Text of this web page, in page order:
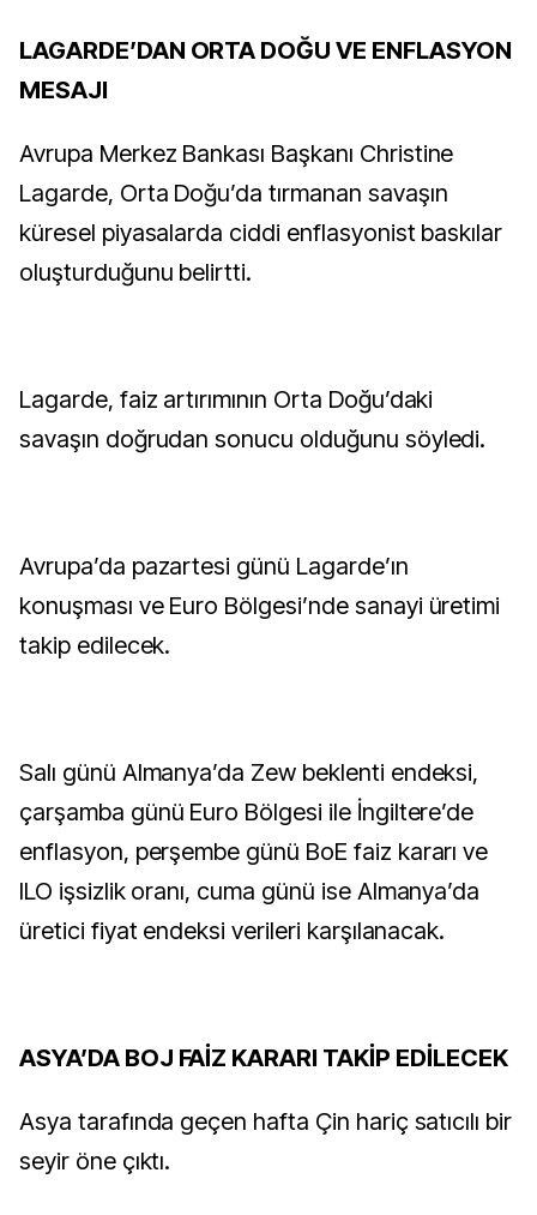
LAGARDE’DAN ORTA DOĞU VE ENFLASYON
MESAJI
Avrupa Merkez Bankası Başkanı Christine
Lagarde, Orta Doğu’da tırmanan savaşın
küresel piyasalarda ciddi enflasyonist baskılar
oluşturduğunu belirtti.
Lagarde, faiz artırımının Orta Doğu’daki
savaşın doğrudan sonucu olduğunu söyledi.
Avrupa’da pazartesi günü Lagarde’ın
konuşması ve Euro Bölgesi’nde sanayi üretimi
takip edilecek.
Salı günü Almanya’da Zew beklenti endeksi,
çarşamba günü Euro Bölgesi ile İngiltere’de
enflasyon, perşembe günü BoE faiz kararı ve
ILO işsizlik oranı, cuma günü ise Almanya’da
üretici fiyat endeksi verileri karşılanacak.
ASYA’DA BOJ FAİZ KARARI TAKİP EDİLECEK
Asya tarafında geçen hafta Çin hariç satıcılı bir
seyir öne çıktı.